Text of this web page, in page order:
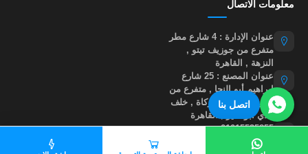
اتصل بنا
معلومات الاتصال
عنوان الإدارة : 4 شارع مطر
متفرع من جوزيف تيتو ,
النزهة , القاهرة
عنوان المصنع : 25 شارع
إبراهيم أبو النجا , متفرع من
شارع مؤسسة الزكاة , خلف
نادي أبو صير , القاهرة
01015535855
help@madastore.net